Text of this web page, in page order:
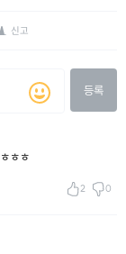
신고
등록
ㅎㅎ
2 0